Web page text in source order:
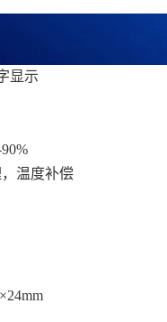
显示
温度补偿